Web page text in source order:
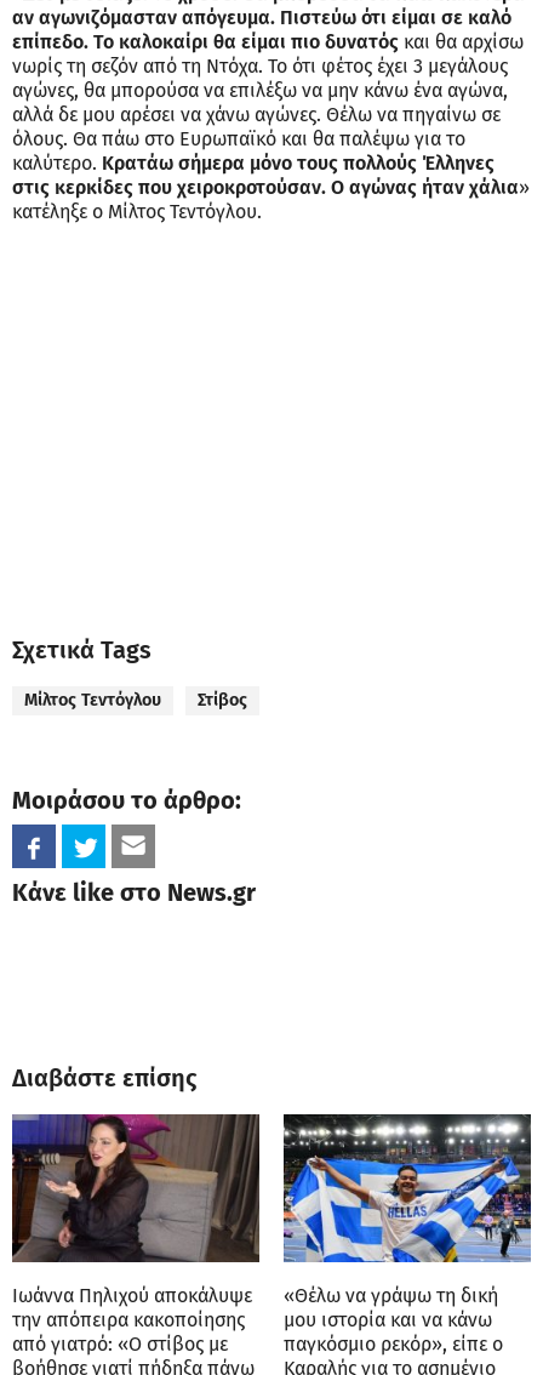
αν αγωνιζόμασταν απόγευμα. Πιστεύω ότι είμαι σε καλό
επίπεδο. Το καλοκαίρι θα είμαι πιο δυνατός και θα αρχίσω
νωρίς τη σεζόν από τη Ντόχα. Το ότι φέτος έχει 3 μεγάλους
αγώνες, θα μπορούσα να επιλέξω να μην κάνω ένα αγώνα,
αλλά δε μου αρέσει να χάνω αγώνες. Θέλω να πηγαίνω σε
όλους. Θα πάω στο Ευρωπαϊκό και θα παλέψω για το
καλύτερο. Κρατάω σήμερα μόνο τους πολλούς Έλληνες
στις κερκίδες που χειροκροτούσαν. Ο αγώνας ήταν χάλια»
κατέληξε ο Μίλτος Τεντόγλου.
Σχετικά Tags
Μίλτος Τεντόγλου Στίβος
Μοιράσου το άρθρο:
Κάνε like στο News.gr
Διαβάστε επίσης
Ιωάννα Πηλιχού αποκάλυψε
την απόπειρα κακοποίησης
από γιατρό: «Ο στίβος με
βοήθησε γιατί πήδηξα πάνω
«Θέλω να γράψω τη δική
μου ιστορία και να κάνω
παγκόσμιο ρεκόρ», είπε ο
Καραλής για το ασημένιο